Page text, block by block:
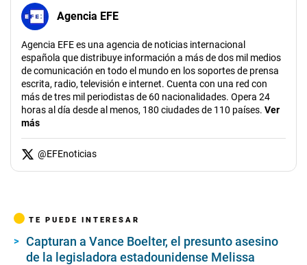
Agencia EFE
Agencia EFE es una agencia de noticias internacional
española que distribuye información a más de dos mil medios
de comunicación en todo el mundo en los soportes de prensa
escrita, radio, televisión e internet. Cuenta con una red con
más de tres mil periodistas de 60 nacionalidades. Opera 24
horas al día desde al menos, 180 ciudades de 110 países. Ver
más
@EFEnoticias
TE PUEDE INTERESAR
Capturan a Vance Boelter, el presunto asesino
de la legisladora estadounidense Melissa